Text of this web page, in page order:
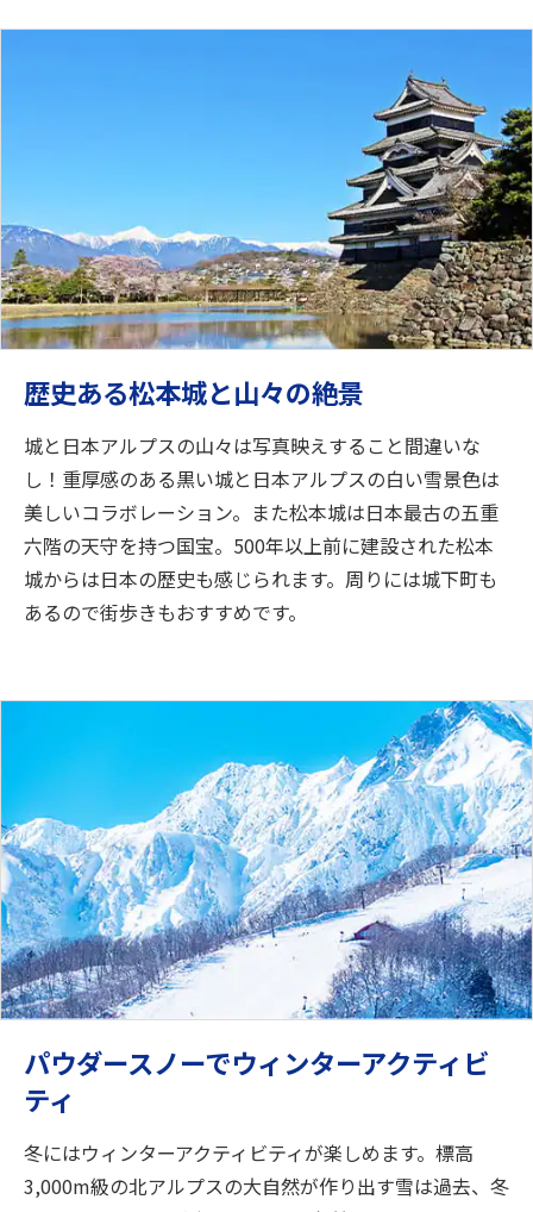
歴史ある松本城と山々の絶景
城と日本アルプスの山々は写真映えすること間違いな
し！重厚感のある黒い城と日本アルプスの白い雪景色は
美しいコラボレーション。また松本城は日本最古の五重
六階の天守を持つ国宝。500年以上前に建設された松本
城からは日本の歴史も感じられます。周りには城下町も
あるので街歩きもおすすめです。
パウダースノーでウィンターアクティビ
ティ
冬にはウィンターアクティビティが楽しめます。標高
3,000m級の北アルプスの大自然が作り出す雪は過去、冬